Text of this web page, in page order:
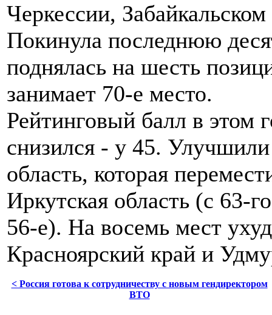
Черкессии,
Покинула последнюю
поднялась на шесть
занимает 70-е место.
Рейтинговый балл в этом
снизился - у 45.
область, которая
Иркутская область (с 63-
56-е). На восемь мест
Красноярский край и
< Россия готова к сотрудничеству с новым гендиректором
ВТО